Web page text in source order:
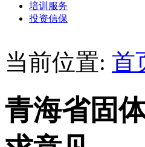
培训服务
投资信保
当前位置: 首
青海省固